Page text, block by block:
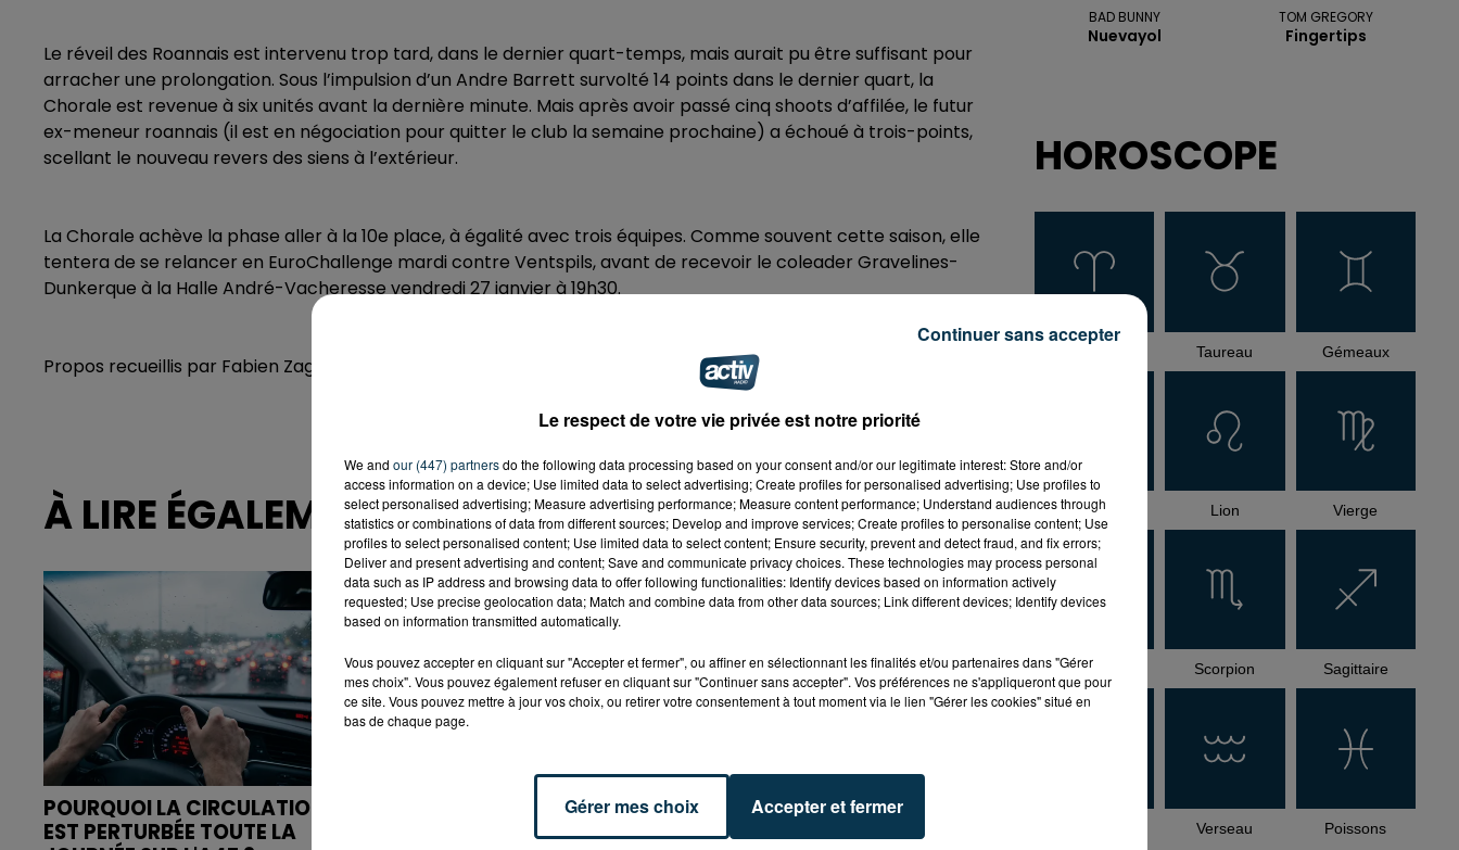
Le réveil des Roannais est intervenu trop tard, dans le dernier quart-temps, mais aurait pu être suffisant pour
arracher une prolongation. Sous l’impulsion d’un Andre Barrett survolté 14 points dans le dernier quart, la
Chorale est revenue à six unités avant la dernière minute. Mais après avoir passé cinq shoots d’affilée, le futur
ex-meneur roannais (il est en négociation pour quitter le club la semaine prochaine) a échoué à trois-points,
scellant le nouveau revers des siens à l’extérieur.
La Chorale achève la phase aller à la 10e place, à égalité avec trois équipes. Comme souvent cette saison, elle
tentera de se relancer en EuroChallenge mardi contre Ventspils, avant de recevoir le coleader Gravelines-
Dunkerque à la Halle André-Vacheresse vendredi 27 janvier à 19h30.
Propos recueillis par Fabien Zaghini / Photo Olivier Fusy
À LIRE ÉGALEMENT
POURQUOI LA CIRCULATION
EST PERTURBÉE TOUTE LA
QUI EST CET ANCIEN VERT
QUI DÉBARQUE AVEC LE
FOREZTIVAL : DROGUÉ ET
TENANT DES PROPOS
BAD BUNNY
Nuevayol
TOM GREGORY
Fingertips
HOROSCOPE
Taureau Gémeaux
Cancer Lion Vierge
Balance Scorpion Sagittaire
Verseau Poissons
Le respect de votre vie privée est notre priorité
We and our (447) partnersdo the following data processing based on your consent and/or our legitimate interest: Store and/or
access information on a device; Use limited data to select advertising; Create profiles for personalised advertising; Use profiles to
select personalised advertising; Measure advertising performance; Measure content performance; Understand audiences through
statistics or combinations of data from different sources; Develop and improve services; Create profiles to personalise content; Use
profiles to select personalised content; Use limited data to select content; Ensure security, prevent and detect fraud, and fix errors;
Deliver and present advertising and content; Save and communicate privacy choices. These technologies may process personal
data such as IP address and browsing data to offer following functionalities: Identify devices based on information actively
requested; Use precise geolocation data; Match and combine data from other data sources; Link different devices; Identify devices
based on information transmitted automatically.
Vous pouvez accepter en cliquant sur "Accepter et fermer", ou affiner en sélectionnant les finalités et/ou partenaires dans "Gérer
mes choix". Vous pouvez également refuser en cliquant sur "Continuer sans accepter". Vos préférences ne s'appliqueront que pour
ce site. Vous pouvez mettre à jour vos choix, ou retirer votre consentement à tout moment via le lien "Gérer les cookies" situé en
bas de chaque page.
Gérer mes choix Accepter et fermer
Continuer sans accepter